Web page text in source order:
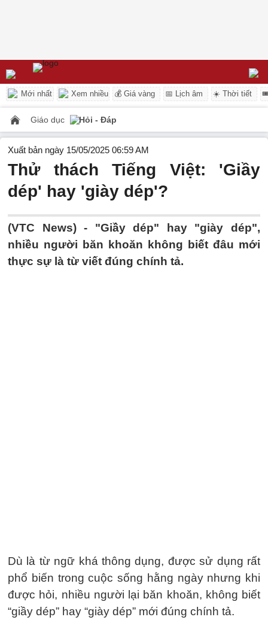
Mới nhất Xem nhiều 💰 Giá vàng 📅 Lịch âm ☀️ Thời tiết
Giáo dục Hỏi - Đáp
Xuất bản ngày 15/05/2025 06:59 AM
Thử thách Tiếng Việt: 'Giầy
dép' hay 'giày dép'?
(VTC News) - "Giầy dép" hay "giày dép",
nhiều người băn khoăn không biết đâu mới
thực sự là từ viết đúng chính tả.
Dù là từ ngữ khá thông dụng, được sử dụng rất
phổ biến trong cuộc sống hằng ngày nhưng khi
được hỏi, nhiều người lại băn khoăn, không biết
“giầy dép” hay “giày dép” mới đúng chính tả.